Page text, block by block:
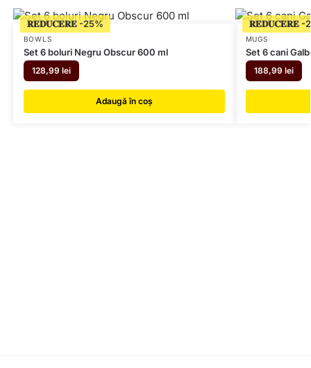
𝐑𝐄𝐃𝐔𝐂𝐄𝐑𝐄
BOWLS
Set 6 boluri Negru Obscur 600 ml
128,99 lei
Adaugă în coș
𝐑𝐄𝐃𝐔𝐂𝐄𝐑𝐄
MUGS
Set 6 cani
188,99 lei